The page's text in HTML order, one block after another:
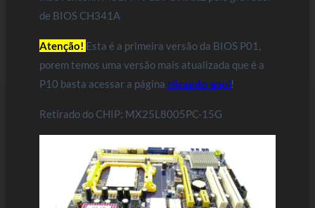
de BIOS CH341A
Atenção! Esta é a primeira versão da BIOS P01,
porem temos uma versão mais atualizada que é a
P10 basta acessar a página clicando aqui!
Retirado do CHIP: MX25L8005PC-15G